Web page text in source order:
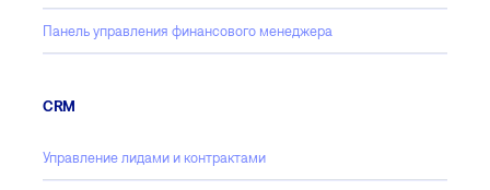
Панель управления финансового менеджера
CRM
Управление лидами и контрактами